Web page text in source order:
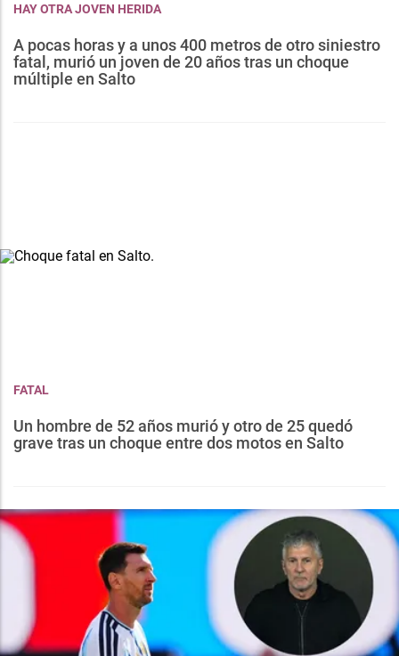
HAY OTRA JOVEN HERIDA
A pocas horas y a unos 400 metros de otro siniestro
fatal, murió un joven de 20 años tras un choque
múltiple en Salto
FATAL
Un hombre de 52 años murió y otro de 25 quedó
grave tras un choque entre dos motos en Salto